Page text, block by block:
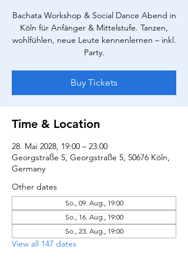
Bachata Workshop & Social Dance Abend in
Köln für Anfänger & Mittelstufe. Tanzen,
wohlfühlen, neue Leute kennenlernen – inkl.
Party.
Buy Tickets
Time & Location
28. Mai 2028, 19:00 – 23:00
Georgstraße 5, Georgstraße 5, 50676 Köln,
Germany
Other dates
So., 09. Aug., 19:00
So., 16. Aug., 19:00
So., 23. Aug., 19:00
View all 147 dates